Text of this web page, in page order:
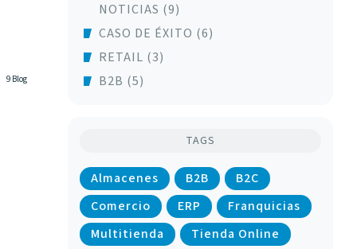
9 Blog
NOTICIAS (9)
CASO DE ÉXITO (6)
RETAIL (3)
B2B (5)
TAGS
Almacenes B2B
B2C
Comercio
ERP
Franquicias
Multitienda
Tienda Online